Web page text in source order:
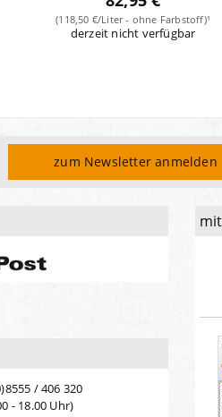
(118,50 €/Liter - ohne Farbstoff)¹
derzeit nicht verfügbar
zum Newsletter anmelden
/ 406 320
- 18.00 Uhr)